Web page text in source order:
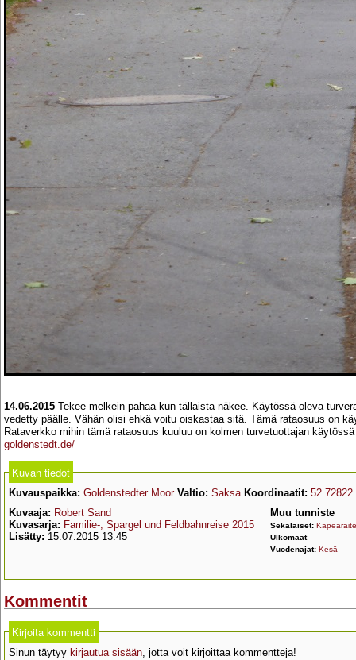
14.06.2015 Tekee melkein pahaa kun tällaista näkee. Käytössä oleva
vedetty päälle. Vähän olisi ehkä voitu oiskastaa sitä. Tämä rataosuus on
Rataverkko mihin tämä rataosuus kuuluu on kolmen turvetuottajan
goldenstedt.de/
Kuvan tiedot
Kuvauspaikka: Goldenstedter Moor Valtio: Saksa Koordinaatit: 52.72822
Kuvaaja: Robert Sand
Kuvasarja: Familie-, Spargel und Feldbahnreise 2015
Lisätty: 15.07.2015 13:45
Muu tunniste
Sekalaiset:
Ulkomaat
Vuodenajat: Kesä
Kommentit
Kirjoita kommentti
Sinun täytyy kirjautua sisään, jotta voit kirjoittaa kommentteja!